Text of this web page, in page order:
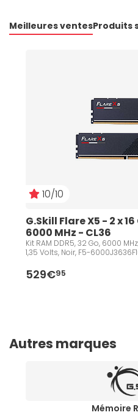
Meilleures ventesProduits
10/10
G.Skill Flare X5 - 2 x
6000 MHz - CL36
Kit RAM DDR5, 32 Go, 6000
1,35 Volts, Noir, F5-
529€95
Autres marques
Mémoire